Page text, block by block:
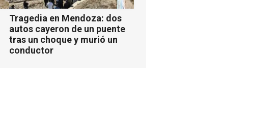
Tragedia en Mendoza: dos
autos cayeron de un puente
tras un choque y murió un
conductor